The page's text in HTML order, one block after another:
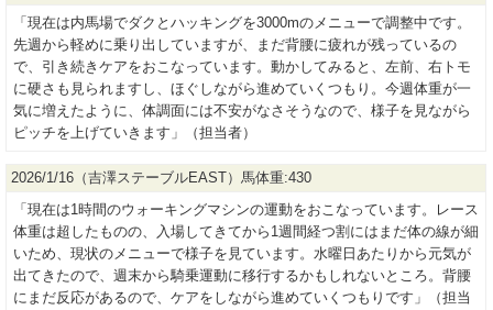
「現在は内馬場でダクとハッキングを3000mのメニューで調整中です。
先週から軽めに乗り出していますが、まだ背腰に疲れが残っているの
で、引き続きケアをおこなっています。動かしてみると、左前、右トモ
に硬さも見られますし、ほぐしながら進めていくつもり。今週体重が一
気に増えたように、体調面には不安がなさそうなので、様子を見ながら
ピッチを上げていきます」（担当者）
2026/1/16（吉澤ステーブルEAST）馬体重:430
「現在は1時間のウォーキングマシンの運動をおこなっています。レース
体重は超したものの、入場してきてから1週間経つ割にはまだ体の線が細
いため、現状のメニューで様子を見ています。水曜日あたりから元気が
出てきたので、週末から騎乗運動に移行するかもしれないところ。背腰
にまだ反応があるので、ケアをしながら進めていくつもりです」（担当